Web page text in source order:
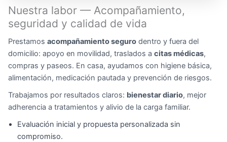
Nuestra labor — Acompañamiento,
seguridad y calidad de vida
Prestamos acompañamiento seguro dentro y fuera del
domicilio: apoyo en movilidad, traslados a citas médicas,
compras y paseos. En casa, ayudamos con higiene básica,
alimentación, medicación pautada y prevención de riesgos.
Trabajamos por resultados claros: bienestar diario, mejor
adherencia a tratamientos y alivio de la carga familiar.
Evaluación inicial y propuesta personalizada sin
compromiso.